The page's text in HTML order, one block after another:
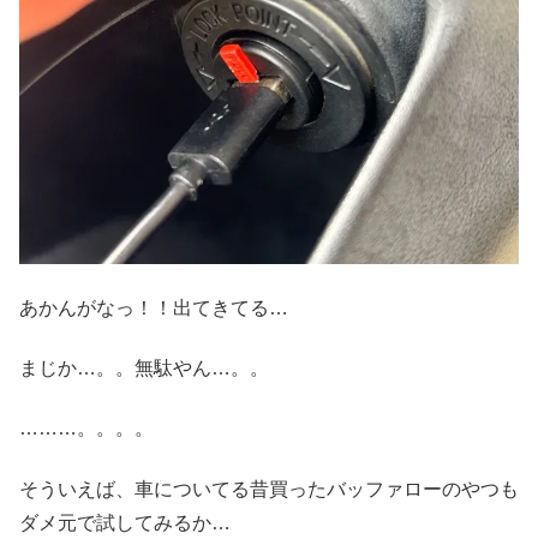
あかんがなっ！！出てきてる…
まじか…。。無駄やん…。。
………。。。。
そういえば、車についてる昔買ったバッファローのやつも
ダメ元で試してみるか…